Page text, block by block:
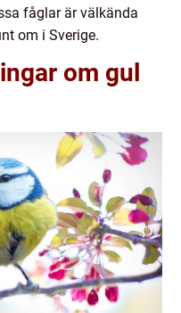
fåglar är välkända
om i Sverige.
om gul